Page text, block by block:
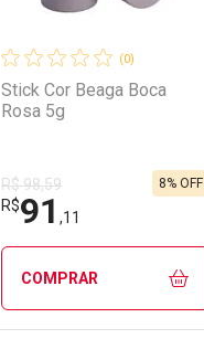
(0)
Stick Cor Beaga Boca
Rosa 5g
R$ 98,59
R$91 ,11
8% OFF
COMPRAR